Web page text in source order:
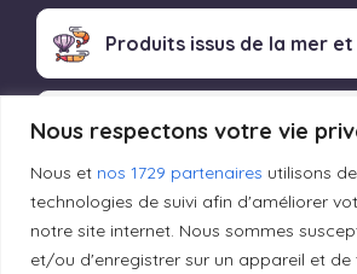
Nous respectons votre vie
Nous et nos 1729 partenaires utilisons
technologies de suivi afin d'améliorer
notre site internet. Nous sommes
et/ou d'enregistrer sur un appareil et de
Produits issus de la mer
Produits transformés
Liens utiles